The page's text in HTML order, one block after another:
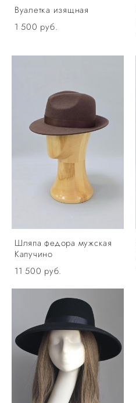
Вуалетка изящная
1 500 pуб.
Шляпа федора мужская
Капучино
11 500 pуб.